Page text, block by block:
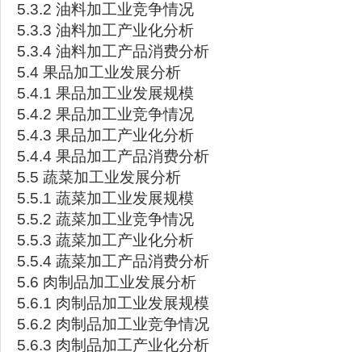
5.3.2 油料加工业竞争情况
5.3.3 油料加工产业化分析
5.3.4 油料加工产品消费分析
5.4 果品加工业发展分析
5.4.1 果品加工业发展规模
5.4.2 果品加工业竞争情况
5.4.3 果品加工产业化分析
5.4.4 果品加工产品消费分析
5.5 蔬菜加工业发展分析
5.5.1 蔬菜加工业发展规模
5.5.2 蔬菜加工业竞争情况
5.5.3 蔬菜加工产业化分析
5.5.4 蔬菜加工产品消费分析
5.6 肉制品加工业发展分析
5.6.1 肉制品加工业发展规模
5.6.2 肉制品加工业竞争情况
5.6.3 肉制品加工产业化分析